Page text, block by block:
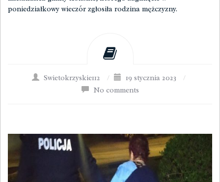
poniedziałkowy wieczór zgłosiła rodzina mężczyzny.
Swietokrzyskie112 / 19 stycznia 2023
/
No comments